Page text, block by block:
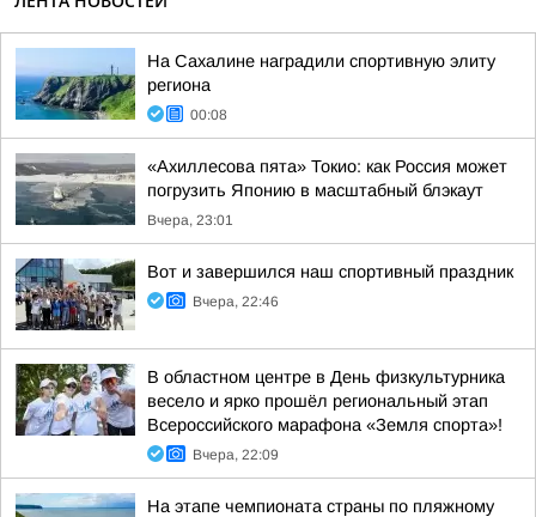
На Сахалине наградили спортивную элиту
региона
00:08
«Ахиллесова пята» Токио: как Россия может
погрузить Японию в масштабный блэкаут
Вчера, 23:01
Вот и завершился наш спортивный праздник
Вчера, 22:46
В областном центре в День физкультурника
весело и ярко прошёл региональный этап
Всероссийского марафона «Земля спорта»!
Вчера, 22:09
На этапе чемпионата страны по пляжному